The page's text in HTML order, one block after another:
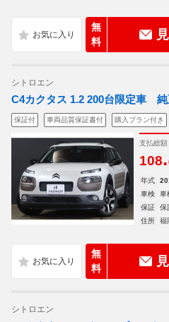
無
料
シトロエン
C4カクタス 1.2 200台限定車
保証付 車両品質保証書付 購入プラン付き
支払総額
108.
年式
車検
車
保証
保
住所
福
無
料
シトロエン